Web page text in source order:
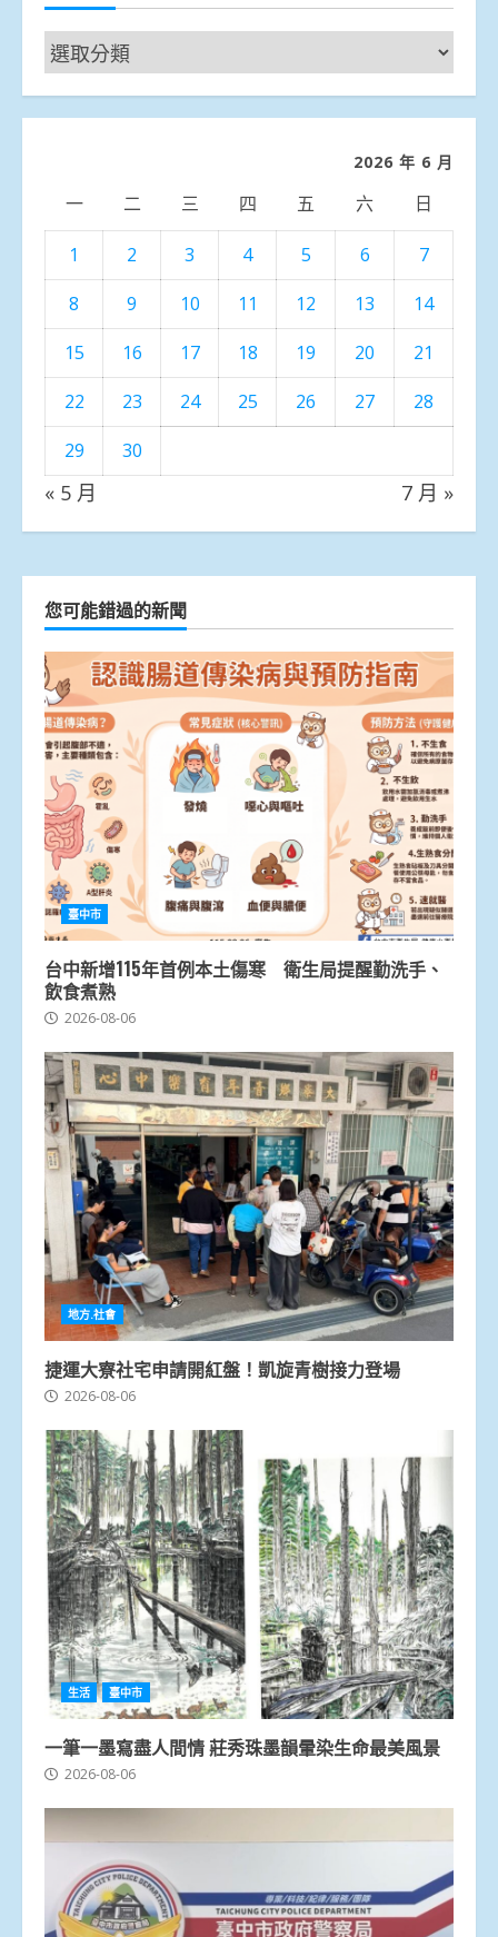
新
聞
分
2026 年 6 月
一 二 三 四 五 六 日
1 2 3 4 5 6
7
8
9 10 11 12 13
14
15
16 17 18 19 20
21
22
23 24 25 26 27
28
29
30
« 5 月 7 月 »
您可能錯過的新聞
臺中市
台中新增115年首例本土傷寒 衛生局提醒勤洗手、
飲食煮熟
2026-08-06
地方.社會
捷運大寮社宅申請開紅盤！凱旋青樹接力登場
2026-08-06
生活 臺中市
一筆一墨寫盡人間情 莊秀珠墨韻暈染生命最美風景
2026-08-06